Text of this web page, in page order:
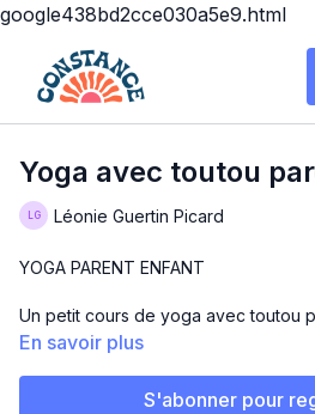
google438bd2cce030a5e9.html
Yoga avec toutou
Léonie Guertin Picard
YOGA PARENT ENFANT
Un petit cours de yoga avec toutou
tapis !!
En savoir plus
S'abonner pour